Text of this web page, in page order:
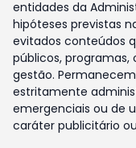
entidades da
hipóteses previstas
evitados conteúdos
públicos, programas,
gestão.
estritamente
emergenciais ou de
caráter publicitário